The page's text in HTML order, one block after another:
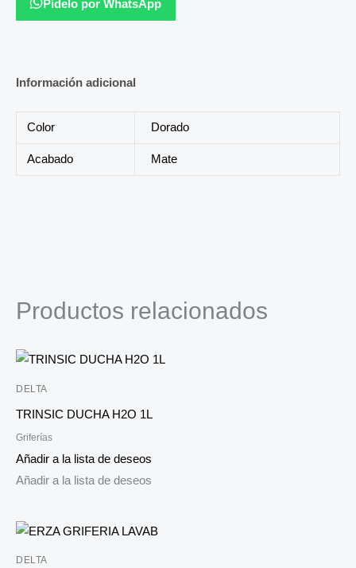
Pídelo por WhatsApp
Información adicional
Color Dorado
Acabado Mate
Productos relacionados
DELTA
TRINSIC DUCHA H2O 1L
Griferías
Añadir a la lista de deseos
Añadir a la lista de deseos
DELTA